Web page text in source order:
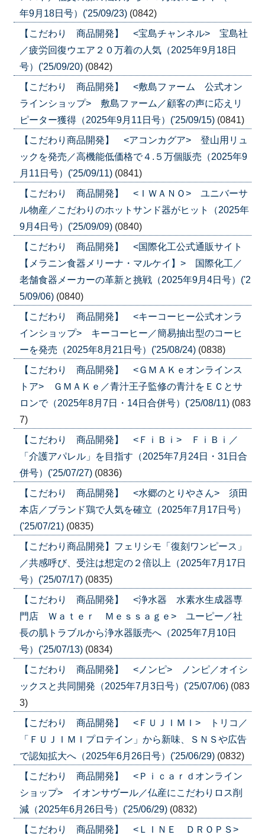
年9月18日号）('25/09/23) (0842)
【こだわり 商品開発】 <宝島チャンネル> 宝島社
／疲労回復ウエア２０万着の人気（2025年9月18日
号）('25/09/20) (0842)
【こだわり 商品開発】 <敷島ファーム 公式オン
ラインショップ> 敷島ファーム／顧客の声に応えリ
ピーター獲得（2025年9月11日号）('25/09/15) (0841)
【こだわり商品開発】 <アコンカグア> 登山用リュ
ックを発売／高機能低価格で４.５万個販売（2025年9
月11日号）('25/09/11) (0841)
【こだわり 商品開発】 <ＩＷＡＮＯ> ユニバーサ
ル物産／こだわりのホットサンド器がヒット（2025年
9月4日号）('25/09/09) (0840)
【こだわり 商品開発】 <国際化工公式通販サイト
【メラニン食器メリーナ・マルケイ】> 国際化工／
老舗食器メーカーの革新と挑戦（2025年9月4日号）('2
5/09/06) (0840)
【こだわり 商品開発】 <キーコーヒー公式オンラ
インショップ> キーコーヒー／簡易抽出型のコーヒ
ーを発売（2025年8月21日号）('25/08/24) (0838)
【こだわり 商品開発】 <ＧＭＡＫｅオンラインス
トア> ＧＭＡＫｅ／青汁王子監修の青汁をＥＣとサ
ロンで（2025年8月7日・14日合併号）('25/08/11) (083
7)
【こだわり 商品開発】 <ＦｉＢｉ> ＦｉＢｉ／
「介護アパレル」を目指す（2025年7月24日・31日合
併号）('25/07/27) (0836)
【こだわり 商品開発】 <水郷のとりやさん> 須田
本店／ブランド鶏で人気を確立（2025年7月17日号）
('25/07/21) (0835)
【こだわり商品開発】フェリシモ「復刻ワンピース」
／共感呼び、受注は想定の２倍以上（2025年7月17日
号）('25/07/17) (0835)
【こだわり 商品開発】 <浄水器 水素水生成器専
門店 Ｗａｔｅｒ Ｍｅｓｓａｇｅ> ユーピー／社
長の肌トラブルから浄水器販売へ（2025年7月10日
号）('25/07/13) (0834)
【こだわり 商品開発】 <ノンピ> ノンピ／オイシ
ックスと共同開発（2025年7月3日号）('25/07/06) (083
3)
【こだわり 商品開発】 <ＦＵＪＩＭＩ> トリコ／
「ＦＵＪＩＭＩプロテイン」から新味、ＳＮＳや広告
で認知拡大へ（2025年6月26日号）('25/06/29) (0832)
【こだわり 商品開発】 <Ｐｉｃａｒｄオンライン
ショップ> イオンサヴール／仏産にこだわりロス削
減（2025年6月26日号）('25/06/29) (0832)
【こだわり 商品開発】 <ＬＩＮＥ ＤＲＯＰＳ>